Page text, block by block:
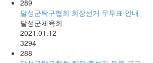
289
달성군탁구협회 회장선거 무투표 안내
달성군체육회
2021.01.12
3294
288